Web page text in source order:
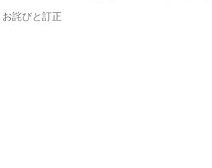
お詫びと訂正